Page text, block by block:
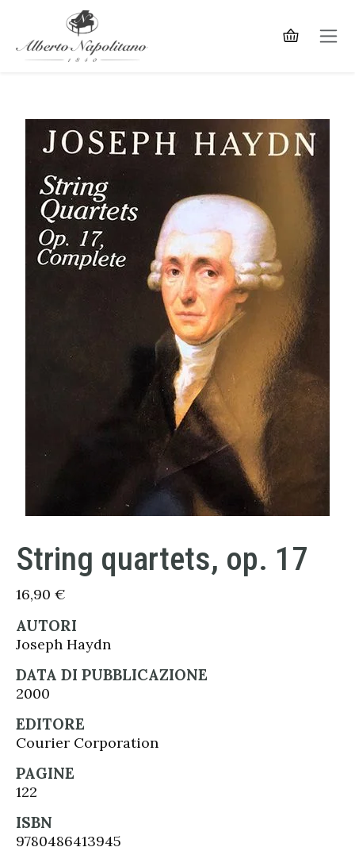
String quartets, op. 17
16,90 €
AUTORI
Joseph Haydn
DATA DI PUBBLICAZIONE
2000
EDITORE
Courier Corporation
PAGINE
122
ISBN
9780486413945